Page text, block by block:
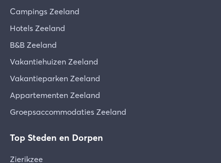
Campings Zeeland
Hotels Zeeland
B&B Zeeland
Vakantiehuizen Zeeland
Vakantieparken Zeeland
Appartementen Zeeland
Groepsaccommodaties Zeeland
Top Steden en Dorpen
Zierikzee